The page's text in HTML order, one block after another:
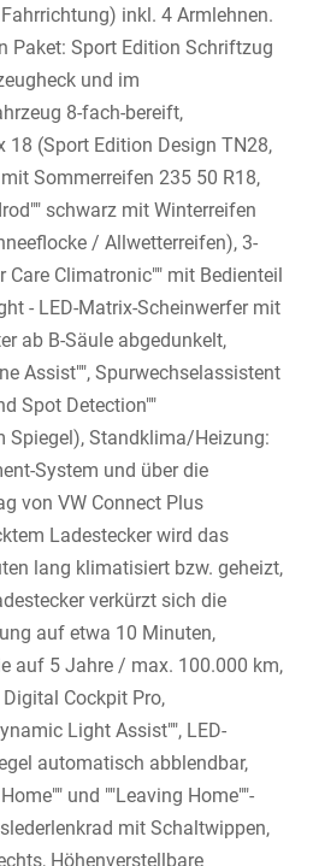
inkl. 4 Armlehnen.
Paket: Sport Edition Schriftzug
und im
8-fach-bereift,
18 (Sport Edition Design TN28,
Sommerreifen 235 50 R18,
schwarz mit Winterreifen
/ Allwetterreifen), 3-
Care Climatronic"" mit Bedienteil
- LED-Matrix-Scheinwerfer mit
ab B-Säule abgedunkelt,
Assist"", Spurwechselassistent
Spot Detection""
Spiegel), Standklima/Heizung:
System und über die
von VW Connect Plus
Ladestecker wird das
lang klimatisiert bzw. geheizt,
verkürzt sich die
auf etwa 10 Minuten,
auf 5 Jahre / max. 100.000 km,
Cockpit Pro,
Light Assist"", LED-
automatisch abblendbar,
und ""Leaving Home""-
mit Schaltwippen,
Höhenverstellbare